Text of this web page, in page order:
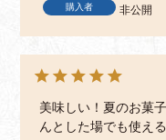
購入者 非公開
美味しい！夏のお菓
んとした場でも使える